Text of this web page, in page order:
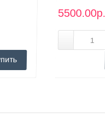
5500.00р.